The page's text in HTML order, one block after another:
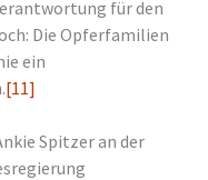
für den
Die Opferfamilien
ein
[11]
Spitzer an der